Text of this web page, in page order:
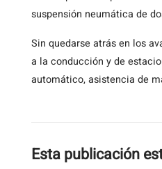
suspensión neumática de
Sin quedarse atrás en los
a la conducción y de
automático, asistencia de
Esta publicación